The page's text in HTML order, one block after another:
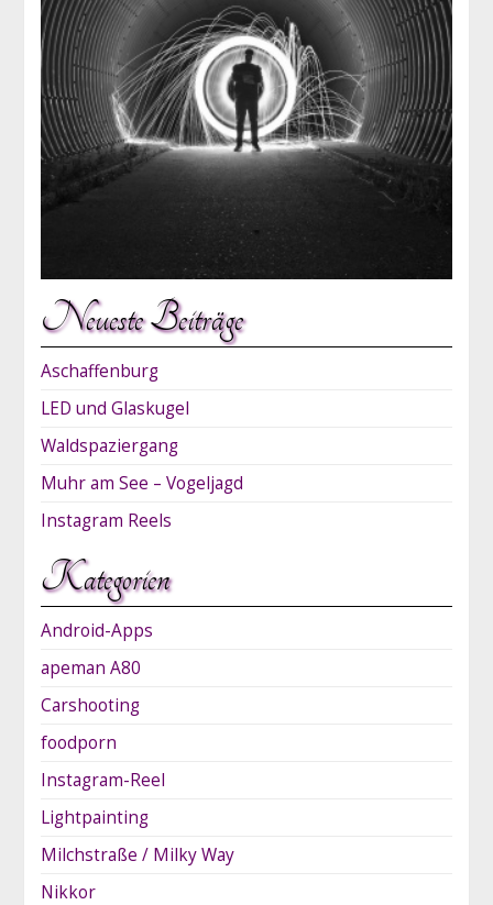
Neueste Beiträge
Aschaffenburg
LED und Glaskugel
Waldspaziergang
Muhr am See – Vogeljagd
Instagram Reels
Kategorien
Android-Apps
apeman A80
Carshooting
foodporn
Instagram-Reel
Lightpainting
Milchstraße / Milky Way
Nikkor